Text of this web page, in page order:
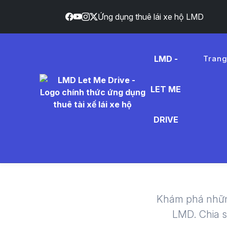
Ứng dụng thuê lái xe hộ LMD
LMD -
LET ME
DRIVE
Thuê
Khám phá
LMD. Chia